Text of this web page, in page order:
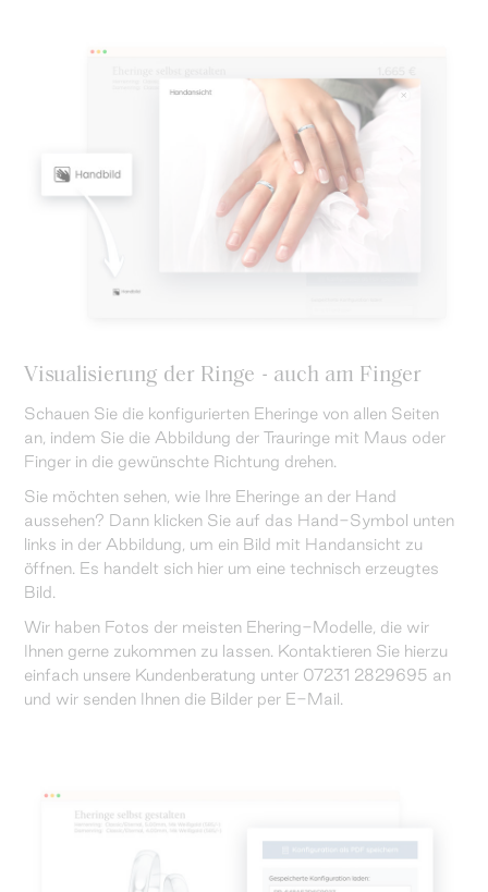
Visualisierung der Ringe - auch am Finger
Schauen Sie die konfigurierten Eheringe von allen Seiten
an, indem Sie die Abbildung der Trauringe mit Maus oder
Finger in die gewünschte Richtung drehen.
Sie möchten sehen, wie Ihre Eheringe an der Hand
aussehen? Dann klicken Sie auf das Hand-Symbol unten
links in der Abbildung, um ein Bild mit Handansicht zu
öffnen. Es handelt sich hier um eine technisch erzeugtes
Bild.
Wir haben Fotos der meisten Ehering-Modelle, die wir
Ihnen gerne zukommen zu lassen. Kontaktieren Sie hierzu
einfach unsere Kundenberatung unter 07231 2829695 an
und wir senden Ihnen die Bilder per E-Mail.